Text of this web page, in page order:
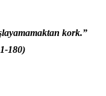
kork.”
180)